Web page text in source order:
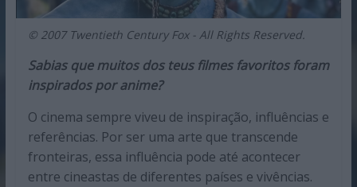
© 2007 Twentieth Century Fox - All Rights Reserved.
Sabias que muitos dos teus filmes favoritos foram
inspirados por anime?
O cinema sempre viveu de inspiração, influências e
referências. Por ser uma arte que transcende
fronteiras, essa influência pode até acontecer
entre cineastas de diferentes países e vivências.